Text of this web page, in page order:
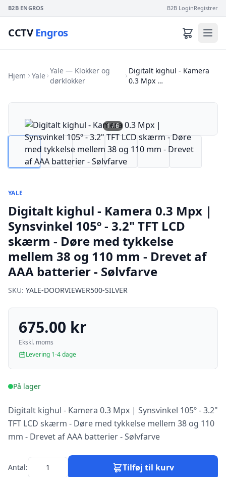
B2B ENGROS B2B LoginRegistrer
CCTVEngros
Hjem Yale
Yale — Klokker og
dørklokker
Digitalt kighul - Kamera
0.3 Mpx …
1/6
YALE
Digitalt kighul - Kamera 0.3 Mpx |
Synsvinkel 105º - 3.2" TFT LCD
skærm - Døre med tykkelse
mellem 38 og 110 mm - Drevet af
AAA batterier - Sølvfarve
SKU: YALE-DOORVIEWER500-SILVER
675.00 kr
Ekskl. moms
Levering 1-4 dage
På lager
Digitalt kighul - Kamera 0.3 Mpx | Synsvinkel 105º - 3.2"
TFT LCD skærm - Døre med tykkelse mellem 38 og 110
mm - Drevet af AAA batterier - Sølvfarve
Antal: Tilføj til kurv